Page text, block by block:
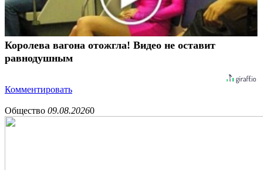
Королева вагона отожгла! Видео не оставит
равнодушным
Комментировать
Общество 09.08.20260